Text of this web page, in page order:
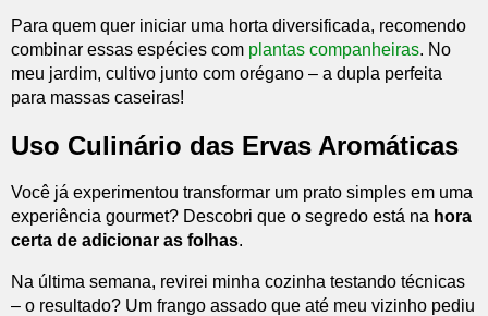
Para quem quer iniciar uma horta diversificada, recomendo
combinar essas espécies com plantas companheiras. No
meu jardim, cultivo junto com orégano – a dupla perfeita
para massas caseiras!
Uso Culinário das Ervas Aromáticas
Você já experimentou transformar um prato simples em uma
experiência gourmet? Descobri que o segredo está na hora
certa de adicionar as folhas.
Na última semana, revirei minha cozinha testando técnicas
– o resultado? Um frango assado que até meu vizinho pediu